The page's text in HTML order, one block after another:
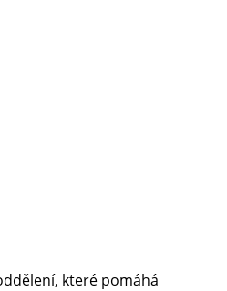
které pomáhá